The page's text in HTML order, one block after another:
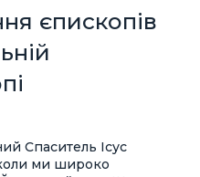
єпископів
Спаситель Ісус
ми широко